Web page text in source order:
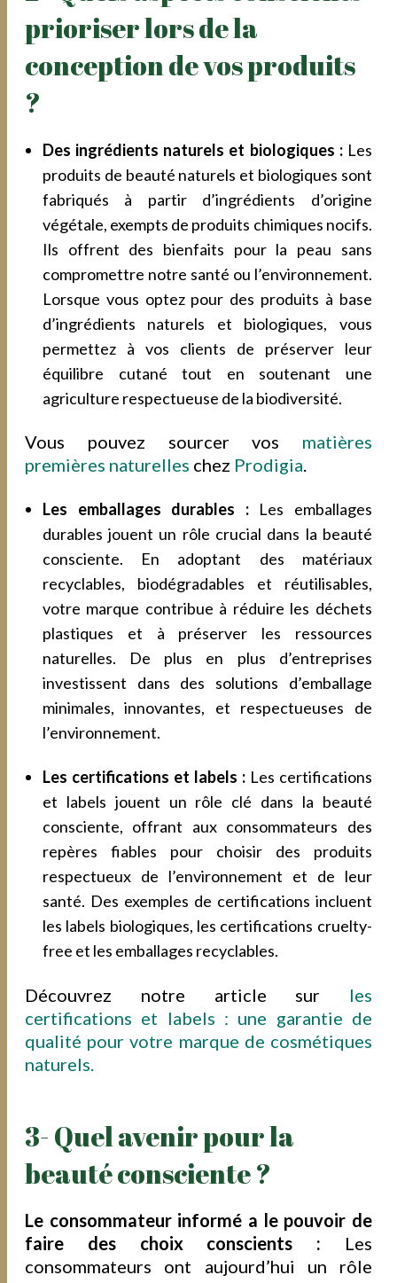
prioriser lors de la
conception de vos produits
?
Des ingrédients naturels et biologiques : Les
produits de beauté naturels et biologiques sont
fabriqués à partir d’ingrédients d’origine
végétale, exempts de produits chimiques nocifs.
Ils offrent des bienfaits pour la peau sans
compromettre notre santé ou l’environnement.
Lorsque vous optez pour des produits à base
d’ingrédients naturels et biologiques, vous
permettez à vos clients de préserver leur
équilibre cutané tout en soutenant une
agriculture respectueuse de la biodiversité.
Vous pouvez sourcer vos matières
premières naturelles chez Prodigia.
Les emballages durables : Les emballages
durables jouent un rôle crucial dans la beauté
consciente. En adoptant des matériaux
recyclables, biodégradables et réutilisables,
votre marque contribue à réduire les déchets
plastiques et à préserver les ressources
naturelles. De plus en plus d’entreprises
investissent dans des solutions d’emballage
minimales, innovantes, et respectueuses de
l’environnement.
Les certifications et labels : Les certifications
et labels jouent un rôle clé dans la beauté
consciente, offrant aux consommateurs des
repères fiables pour choisir des produits
respectueux de l’environnement et de leur
santé. Des exemples de certifications incluent
les labels biologiques, les certifications cruelty-
free et les emballages recyclables.
Découvrez notre article sur les
certifications et labels : une garantie de
qualité pour votre marque de cosmétiques
naturels.
3- Quel avenir pour la
beauté consciente ?
Le consommateur informé a le pouvoir de
faire des choix conscients : Les
consommateurs ont aujourd’hui un rôle